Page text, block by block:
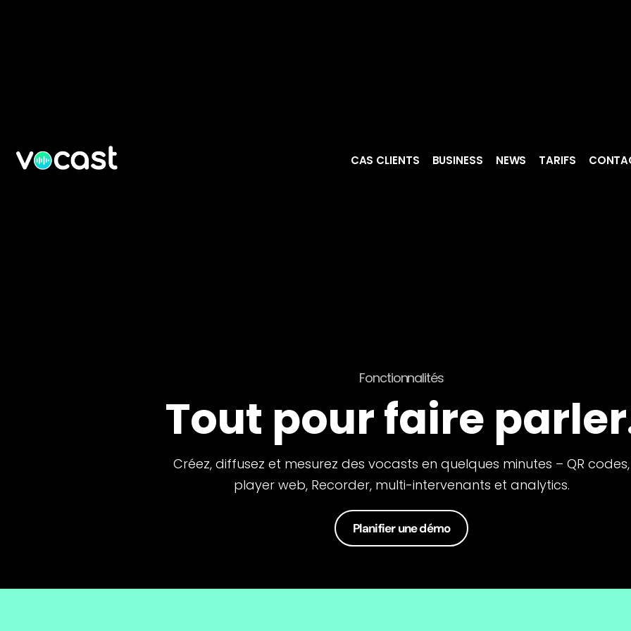
CAS CLIENTS BUSINESS NEWS TARIFS
Fonctionnalités
Tout pour faire
Créez, diffusez et mesurez des vocasts en quelques minutes – QR codes,
player web, Recorder, multi-intervenants et analytics.
Planifier une démo